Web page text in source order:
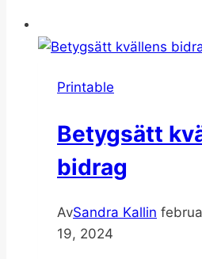
Printable
Betygsätt
bidrag
AvSandra Kallin
19, 2024